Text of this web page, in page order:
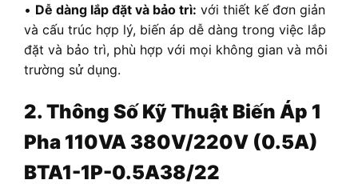
• Dễ dàng lắp đặt và bảo trì: với thiết kế đơn giản
và cấu trúc hợp lý, biến áp dễ dàng trong việc lắp
đặt và bảo trì, phù hợp với mọi không gian và môi
trường sử dụng.
2. Thông Số Kỹ Thuật Biến Áp 1
Pha 110VA 380V/220V (0.5A)
BTA1-1P-0.5A38/22